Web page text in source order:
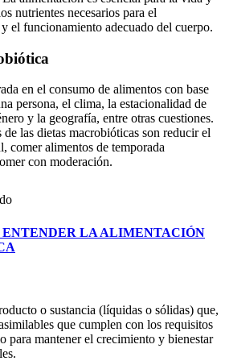
nutrientes necesarios para el
el funcionamiento adecuado del cuerpo.
en el consumo de alimentos con base
persona, el clima, la estacionalidad de
y la geografía, entre otras cuestiones.
las dietas macrobióticas son reducir el
comer alimentos de temporada
con moderación.
ENTENDER LA ALIMENTACIÓN
o sustancia (líquidas o sólidas) que,
que cumplen con los requisitos
para mantener el crecimiento y bienestar